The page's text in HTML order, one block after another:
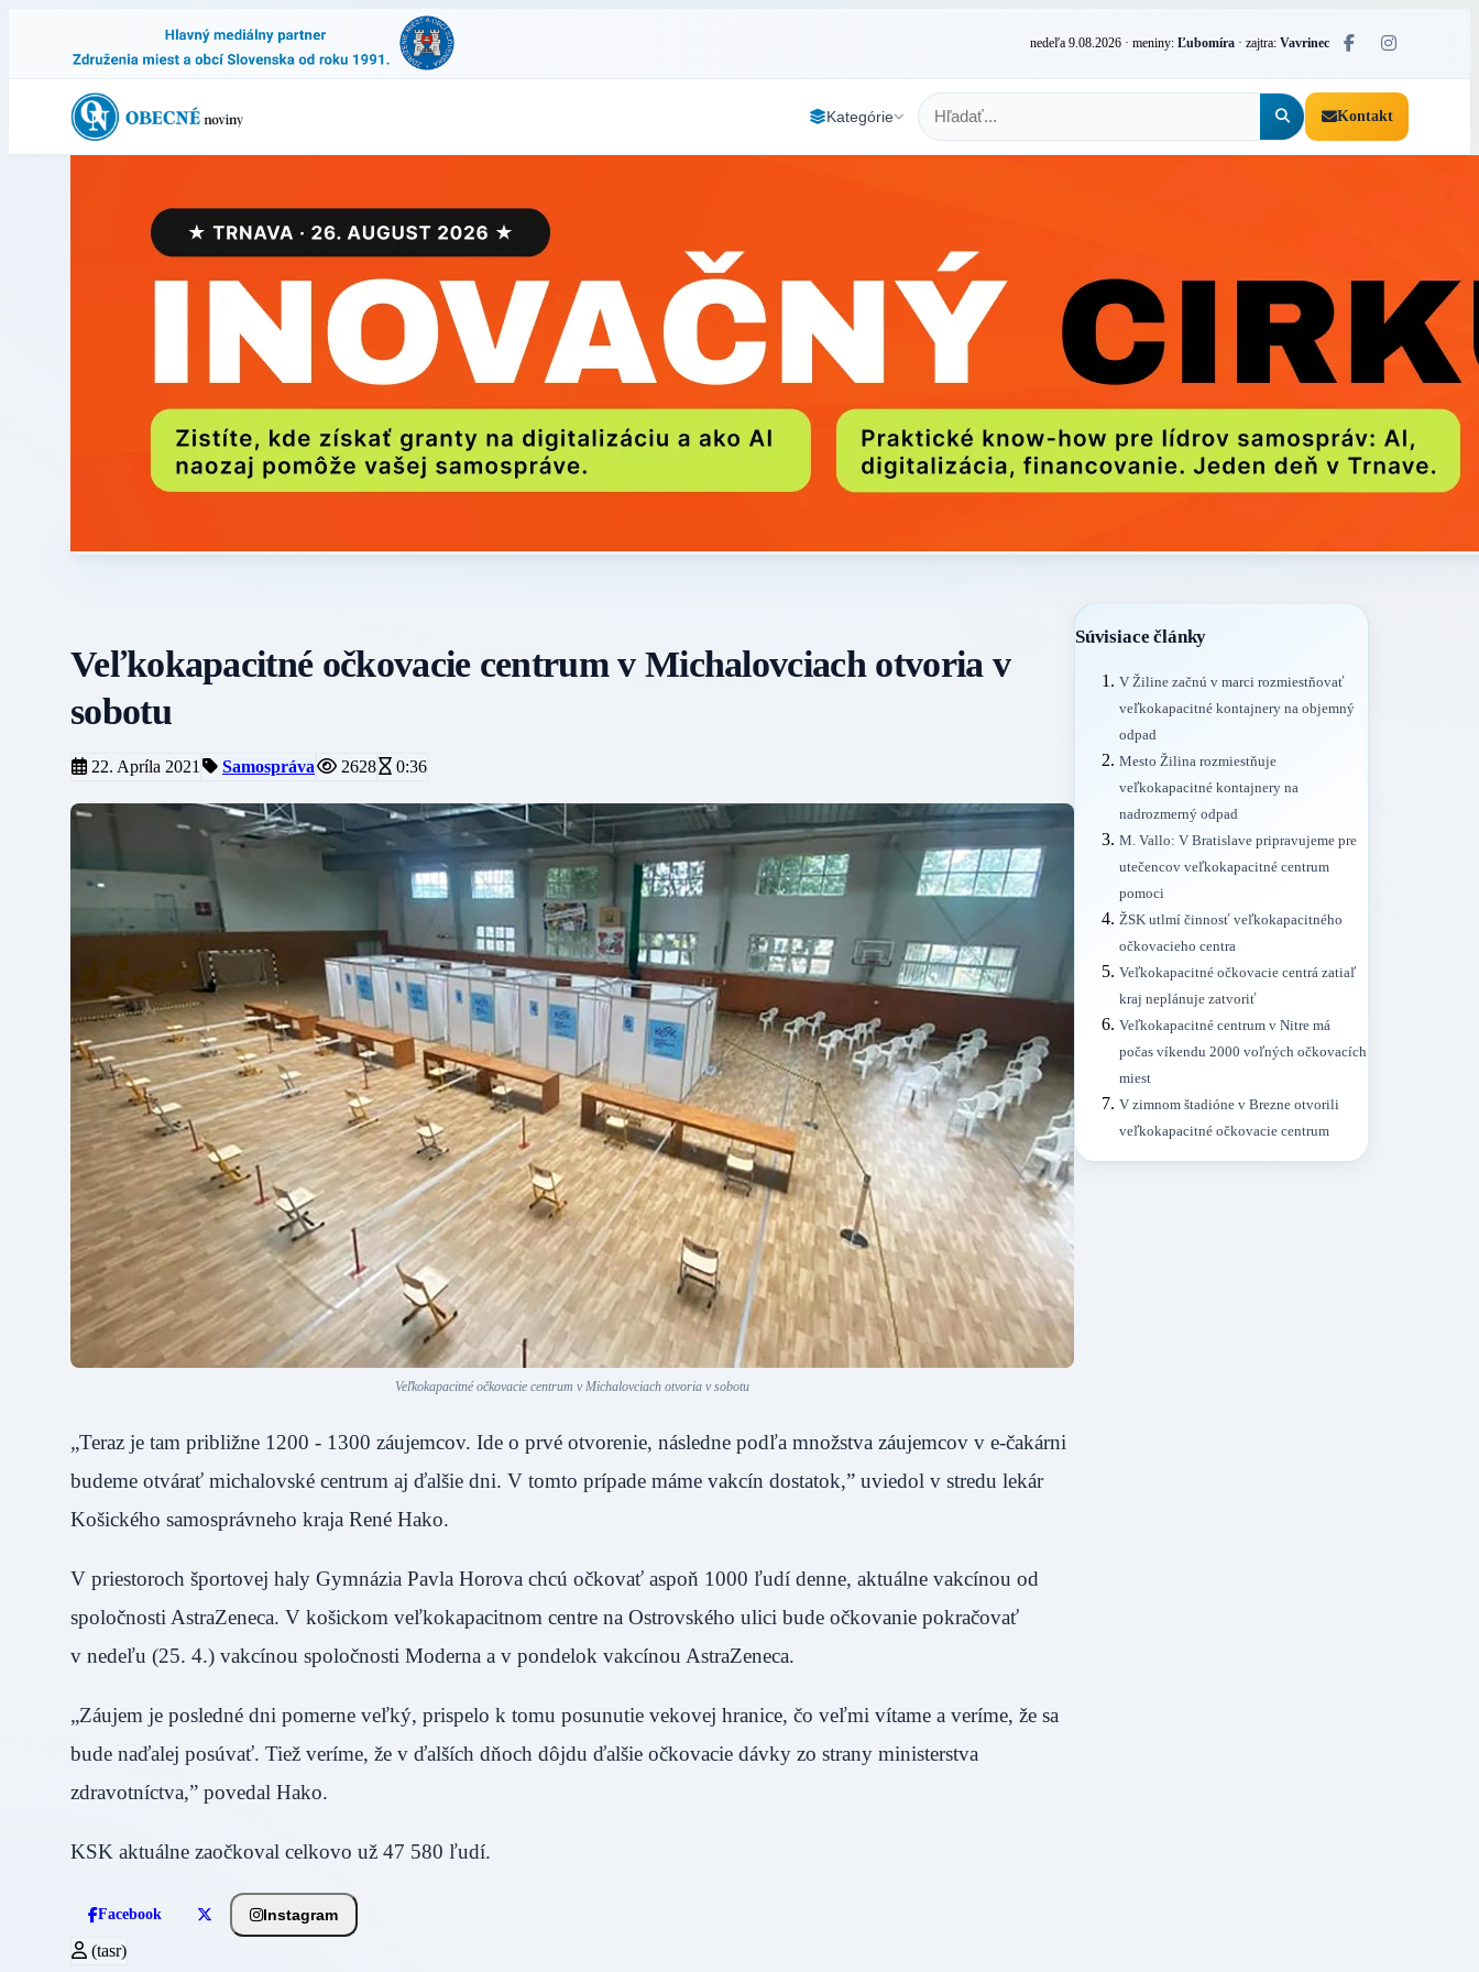
nedeľa 9.08.2026 · meniny: Ľubomíra · zajtra: Vavrinec
Kategórie Kontakt
Veľkokapacitné očkovacie centrum v Michalovciach otvoria v
sobotu
22. Apríla 2021 Samospráva 2628 0:36
Veľkokapacitné očkovacie centrum v Michalovciach otvoria v sobotu
„Teraz je tam približne 1200 - 1300 záujemcov. Ide o prvé otvorenie, následne podľa množstva záujemcov v e-čakárni
budeme otvárať michalovské centrum aj ďalšie dni. V tomto prípade máme vakcín dostatok,” uviedol v stredu lekár
Košického samosprávneho kraja René Hako.
V priestoroch športovej haly Gymnázia Pavla Horova chcú očkovať aspoň 1000 ľudí denne, aktuálne vakcínou od
spoločnosti AstraZeneca. V košickom veľkokapacitnom centre na Ostrovského ulici bude očkovanie pokračovať
v nedeľu (25. 4.) vakcínou spoločnosti Moderna a v pondelok vakcínou AstraZeneca.
„Záujem je posledné dni pomerne veľký, prispelo k tomu posunutie vekovej hranice, čo veľmi vítame a veríme, že sa
bude naďalej posúvať. Tiež veríme, že v ďalších dňoch dôjdu ďalšie očkovacie dávky zo strany ministerstva
zdravotníctva,” povedal Hako.
KSK aktuálne zaočkoval celkovo už 47 580 ľudí.
Facebook Instagram
(tasr)
Súvisiace články
V Žiline začnú v marci rozmiestňovať
veľkokapacitné kontajnery na objemný
odpad
Mesto Žilina rozmiestňuje
veľkokapacitné kontajnery na
nadrozmerný odpad
M. Vallo: V Bratislave pripravujeme pre
utečencov veľkokapacitné centrum
pomoci
ŽSK utlmí činnosť veľkokapacitného
očkovacieho centra
Veľkokapacitné očkovacie centrá zatiaľ
kraj neplánuje zatvoriť
Veľkokapacitné centrum v Nitre má
počas víkendu 2000 voľných očkovacích
miest
V zimnom štadióne v Brezne otvorili
veľkokapacitné očkovacie centrum